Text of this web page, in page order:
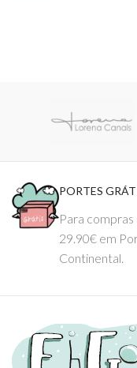
PORTES
Para compras
29.90€ em
Continental.